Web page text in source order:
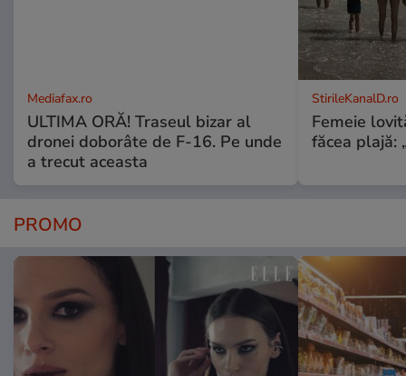
Mediafax.ro
ULTIMA ORĂ! Traseul bizar al
dronei doborâte de F-16. Pe unde
a trecut aceasta
StirileKanalD.ro
Femeie
făcea plajă:
PROMO